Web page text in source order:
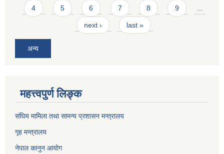
4 5 6 7 8 9
next › last »
अन्य
महत्त्वपुर्ण लिङ्क
संघिय मामिला तथा सामन्य प्रशासन मन्त्रालय
गृह मन्त्रालय
नेपाल कानुन आयोग